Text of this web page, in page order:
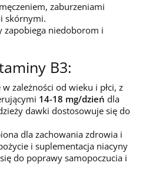
zaburzeniami
skórnymi.
zapobiega niedoborom i
B3:
zależności od wieku i płci, z
14-18 mg/dzień dla
dawki dostosowuje się do
dla zachowania zdrowia i
i suplementacja niacyny
do poprawy samopoczucia i